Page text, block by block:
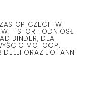
GP CZECH W
HISTORII ODNIÓSŁ
BINDER, DLA
MOTOGP.
ORAZ JOHANN